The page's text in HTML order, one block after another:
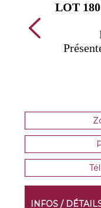
LOT
INFOS /